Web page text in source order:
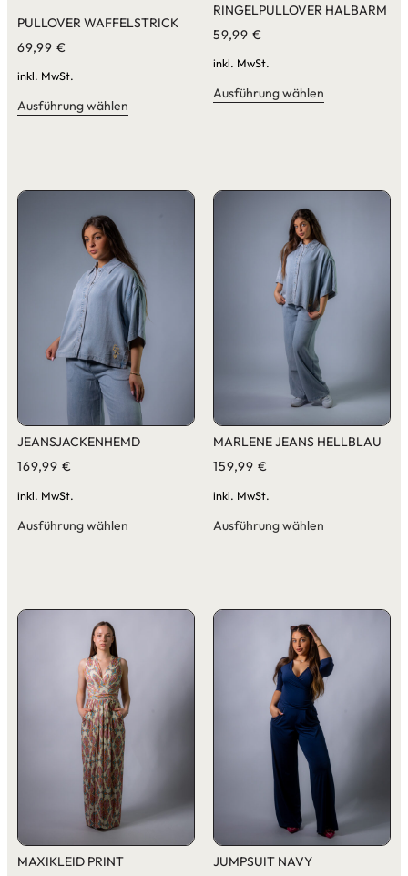
PULLOVER WAFFELSTRICK
69,99 €
inkl. MwSt.
Ausführung wählen
RINGELPULLOVER HALBARM
59,99 €
inkl. MwSt.
Ausführung wählen
JEANSJACKENHEMD
169,99 €
inkl. MwSt.
Ausführung wählen
MARLENE JEANS HELLBLAU
159,99 €
inkl. MwSt.
Ausführung wählen
MAXIKLEID PRINT
JUMPSUIT NAVY